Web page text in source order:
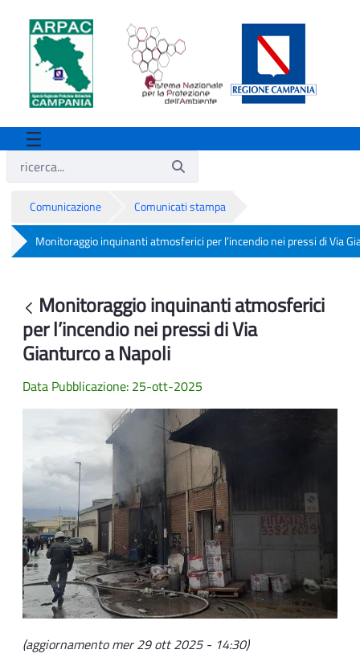
Comunicazione Comunicati stampa
Monitoraggio inquinanti atmosferici per l’incendio nei pressi di Via
Indietro
Monitoraggio inquinanti atmosferici
per l’incendio nei pressi di Via
Gianturco a Napoli
Data Pubblicazione: 25-ott-2025
(aggiornamento mer 29 ott 2025 - 14:30)